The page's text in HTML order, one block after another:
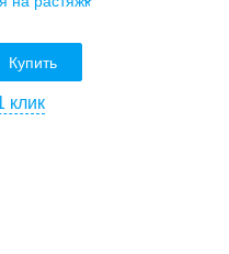
Купить
клик